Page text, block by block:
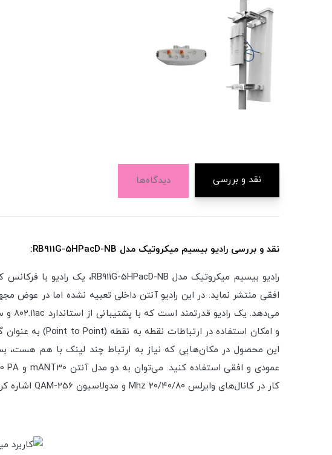
نقد و بررسی دیدگاه‌ها
نقد و بررسی رادیو بیسیم میکروتیک مدل RB911G-5HPacD-NB:
کار در کانال‌های وایرلس ۲۰/۴۰/۸۰ Mhz و مدولاسیون QAM-256 اشاره کرد.